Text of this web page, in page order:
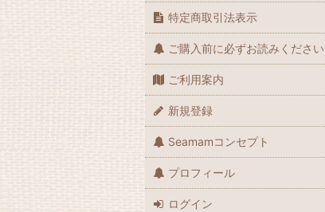
特定商取引法表示
ご購入前に必ずお読みください
ご利用案内
新規登録
Seamamコンセプト
プロフィール
ログイン